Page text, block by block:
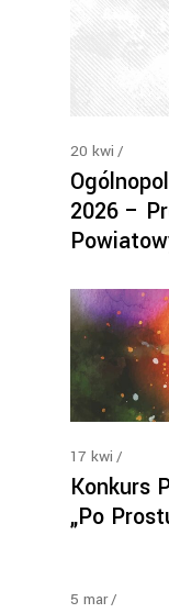
20 kwi
2026 –
17 kwi
Konkurs
„Po
5 mar